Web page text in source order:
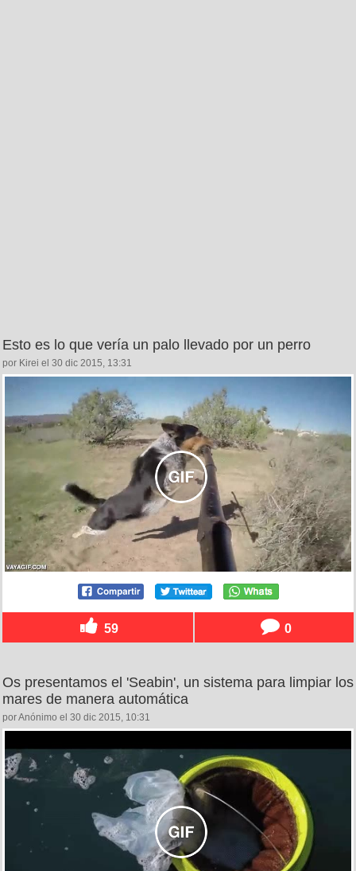
Esto es lo que vería un palo llevado por un perro
por Kirei el 30 dic 2015, 13:31
59 0
Os presentamos el 'Seabin', un sistema para limpiar los
mares de manera automática
por Anónimo el 30 dic 2015, 10:31